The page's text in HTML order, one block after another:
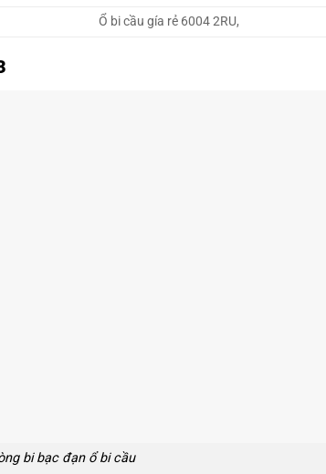
Ổ bi cầu gía rẻ 6004 2RU,
bi bạc đạn ổ bi cầu